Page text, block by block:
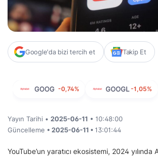
Google'da bizi tercih et Takip Et
GOOG -0,74% GOOGL -1,05%
Yayın Tarihi • 2025-06-11 • 10:48:00
Güncelleme • 2025-06-11 • 13:01:44
YouTube’un yaratıcı ekosistemi, 2024 yılında